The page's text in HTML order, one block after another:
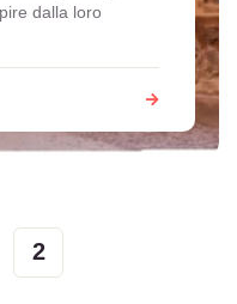
dalla loro
2